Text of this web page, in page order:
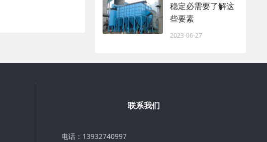
稳定必需要了解这
些要素
2023-06-27
联系我们
电话：13932740997